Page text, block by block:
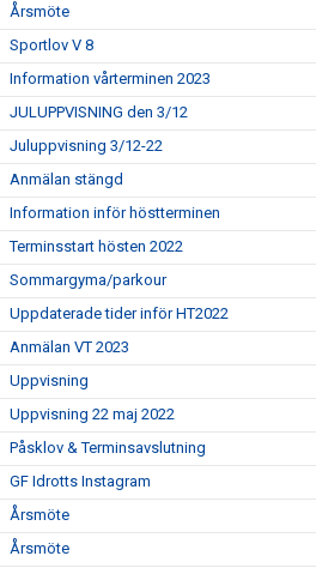
Årsmöte
Sportlov V 8
Information vårterminen 2023
JULUPPVISNING den 3/12
Juluppvisning 3/12-22
Anmälan stängd
Information inför höstterminen
Terminsstart hösten 2022
Sommargyma/parkour
Uppdaterade tider inför HT2022
Anmälan VT 2023
Uppvisning
Uppvisning 22 maj 2022
Påsklov & Terminsavslutning
GF Idrotts Instagram
Årsmöte
Årsmöte